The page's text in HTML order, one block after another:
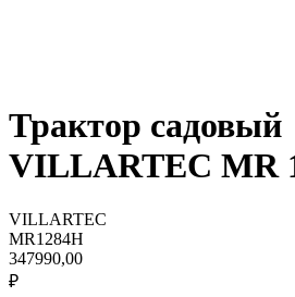
Трактор садовый
VILLARTEC MR
VILLARTEC
MR1284H
347990,00
₽